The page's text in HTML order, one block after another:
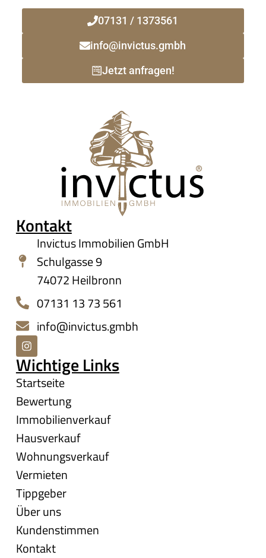
07131 / 1373561
info@invictus.gmbh
Jetzt anfragen!
Kontakt
Invictus Immobilien GmbH
Schulgasse 9
74072 Heilbronn
07131 13 73 561
info@invictus.gmbh
Wichtige Links
Startseite
Bewertung
Immobilienverkauf
Hausverkauf
Wohnungsverkauf
Vermieten
Tippgeber
Über uns
Kundenstimmen
Kontakt